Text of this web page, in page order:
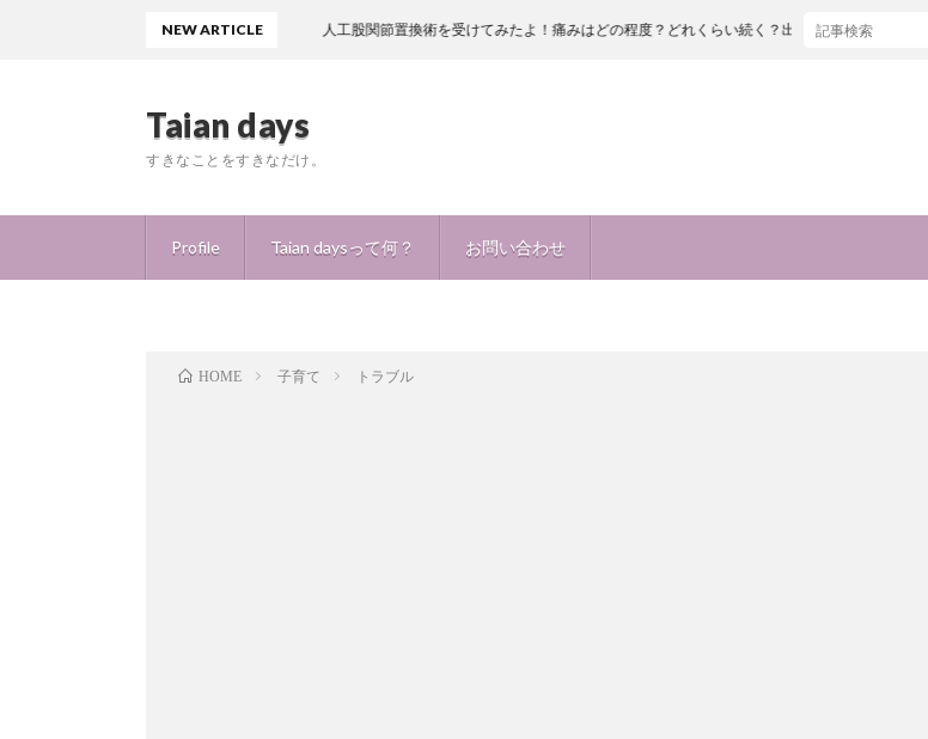
Taian days
すきなことをすきなだけ。
Profile Taian daysって何？ お問い合わせ
NEW ARTICLE人工股関節置換術を受けてみたよ！痛みはどの程度？どれくらい続く？出産とどっちが痛い！？麻酔も痛い！？
HOME 子育て トラブル